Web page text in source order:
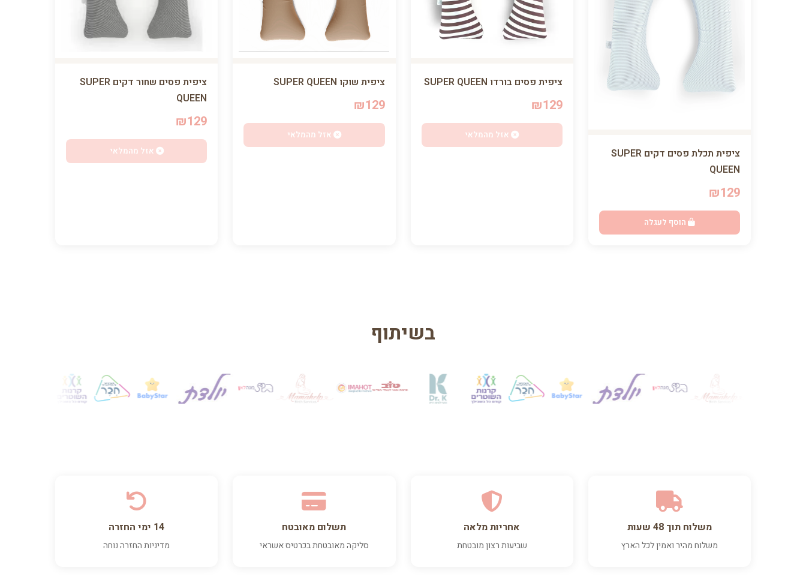
ציפית תכלת פסים דקים SUPER
QUEEN
₪129
הוסף לעגלה
ציפית פסים בורדו SUPER QUEEN
₪129
אזל מהמלאי
ציפית שוקו SUPER QUEEN
₪129
אזל מהמלאי
ציפית פסים שחור דקים SUPER
QUEEN
₪129
אזל מהמלאי
בשיתוף
משלוח תוך 48 שעות
משלוח מהיר ואמין לכל הארץ
אחריות מלאה
שביעות רצון מובטחת
תשלום מאובטח
סליקה מאובטחת בכרטיס אשראי
14 ימי החזרה
מדיניות החזרה נוחה